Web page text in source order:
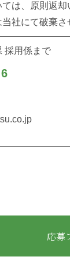
は、原則返却
社にて破棄さ
採用係まで
応募